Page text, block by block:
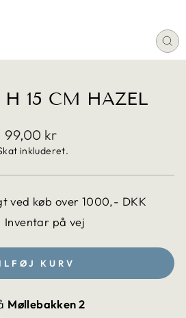
H 15 CM HAZEL
Translation
missing:
99,00 kr
inkluderet.
ved køb over 1000,- DKK
Inventar på vej
KURV
Møllebakken 2